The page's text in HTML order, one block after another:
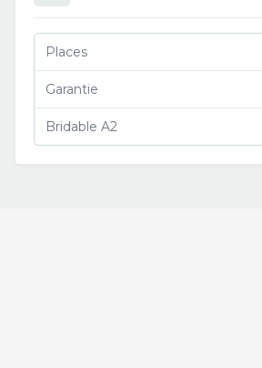
Places
Garantie
Bridable A2